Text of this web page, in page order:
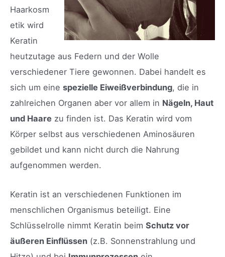
Haarkosm
etik wird
Keratin
heutzutage aus Federn und der Wolle
verschiedener Tiere gewonnen. Dabei handelt es
sich um eine spezielle Eiweißverbindung, die in
zahlreichen Organen aber vor allem in Nägeln, Haut
und Haare zu finden ist. Das Keratin wird vom
Körper selbst aus verschiedenen Aminosäuren
gebildet und kann nicht durch die Nahrung
aufgenommen werden.
Keratin ist an verschiedenen Funktionen im
menschlichen Organismus beteiligt. Eine
Schlüsselrolle nimmt Keratin beim Schutz vor
äußeren Einflüssen (z.B. Sonnenstrahlung und